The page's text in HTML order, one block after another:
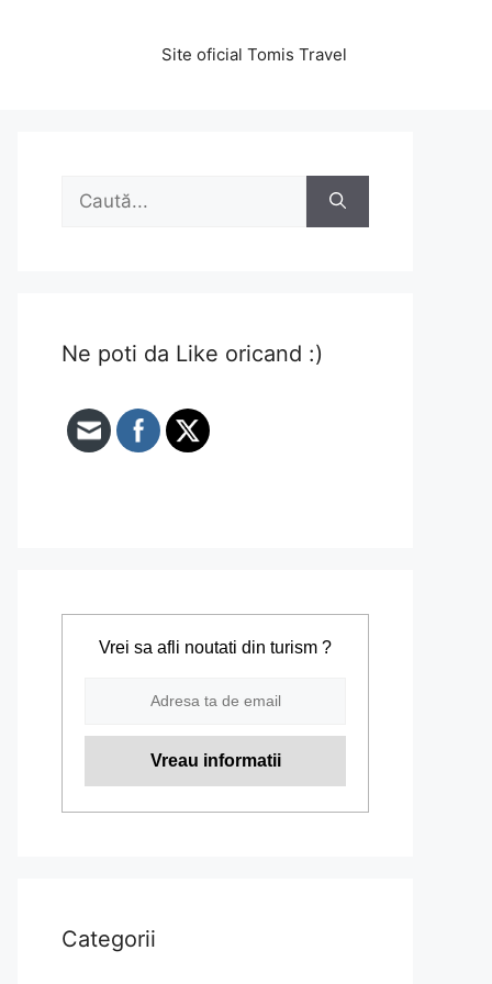
Site oficial Tomis Travel
Caută
Ne poti da Like oricand :)
Vrei sa afli noutati din turism ?
Categorii